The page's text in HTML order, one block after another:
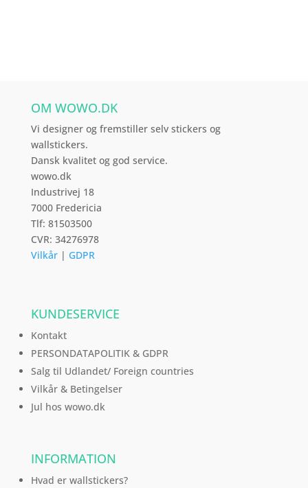
varesiden
OM WOWO.DK
Vi designer og fremstiller selv stickers og
wallstickers.
Dansk kvalitet og god service.
wowo.dk
Industrivej 18
7000 Fredericia
Tlf: 81503500
CVR: 34276978
Vilkår| GDPR
KUNDESERVICE
Kontakt
PERSONDATAPOLITIK & GDPR
Salg til Udlandet/ Foreign countries
Vilkår & Betingelser
Jul hos wowo.dk
INFORMATION
Hvad er wallstickers?